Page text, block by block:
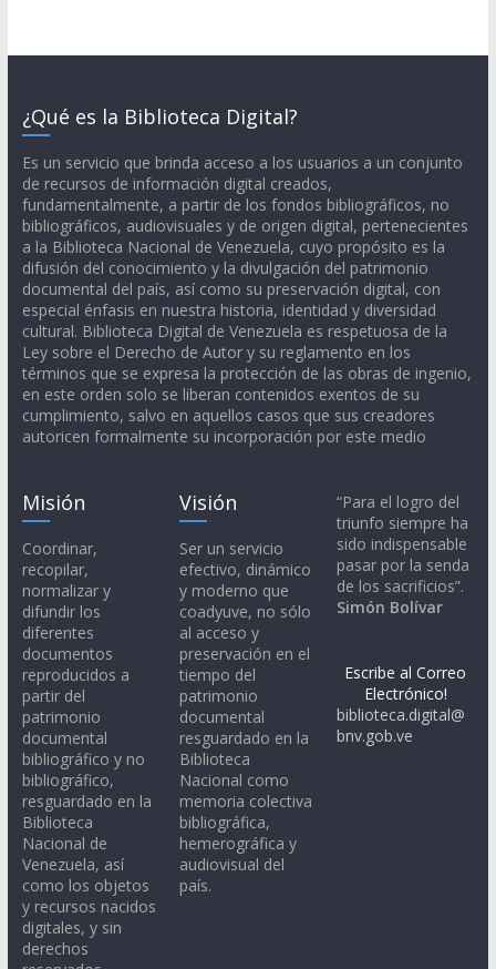
¿Qué es la Biblioteca Digital?
Es un servicio que brinda acceso a los usuarios a un conjunto
de recursos de información digital creados,
fundamentalmente, a partir de los fondos bibliográficos, no
bibliográficos, audiovisuales y de origen digital, pertenecientes
a la Biblioteca Nacional de Venezuela, cuyo propósito es la
difusión del conocimiento y la divulgación del patrimonio
documental del país, así como su preservación digital, con
especial énfasis en nuestra historia, identidad y diversidad
cultural. Biblioteca Digital de Venezuela es respetuosa de la
Ley sobre el Derecho de Autor y su reglamento en los
términos que se expresa la protección de las obras de ingenio,
en este orden solo se liberan contenidos exentos de su
cumplimiento, salvo en aquellos casos que sus creadores
autoricen formalmente su incorporación por este medio
Misión
Coordinar,
recopilar,
normalizar y
difundir los
diferentes
documentos
reproducidos a
partir del
patrimonio
documental
bibliográfico y no
bibliográfico,
resguardado en la
Biblioteca
Nacional de
Venezuela, así
como los objetos
y recursos nacidos
digitales, y sin
derechos
Visión
Ser un servicio
efectivo, dinámico
y moderno que
coadyuve, no sólo
al acceso y
preservación en el
tiempo del
patrimonio
documental
resguardado en la
Biblioteca
Nacional como
memoria colectiva
bibliográfica,
hemerográfica y
audiovisual del
país.
“Para el logro del
triunfo siempre ha
sido indispensable
pasar por la senda
de los sacrificios”.
Simón Bolívar
Escribe al Correo
Electrónico!
biblioteca.digital@
bnv.gob.ve